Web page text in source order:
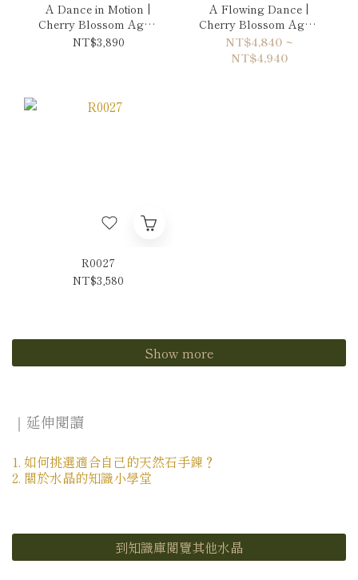
A Dance in Motion |
Cherry Blossom Agate
& Rhodonite Necklace
NT$3,890
A Flowing Dance |
Cherry Blossom Agate
& Rhodonite Double-
Wrap Bracelet
NT$4,840 ~
NT$4,940
R0027
NT$3,580
Show more
｜延伸閱讀
1. 如何挑選適合自己的天然石手鍊？
2. 關於水晶的知識小學堂
到知識庫閱覽其他水晶